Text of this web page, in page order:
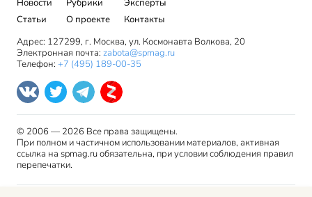
Новости
Статьи
Рубрики
О проекте
Эксперты
Контакты
Адрес: 127299, г. Москва, ул. Космонавта Волкова, 20
Электронная почта: zabota@spmag.ru
Телефон: +7 (495) 189-00-35
© 2006 — 2026 Все права защищены.
При полном и частичном использовании материалов, активная
ссылка на spmag.ru обязательна, при условии соблюдения правил
перепечатки.